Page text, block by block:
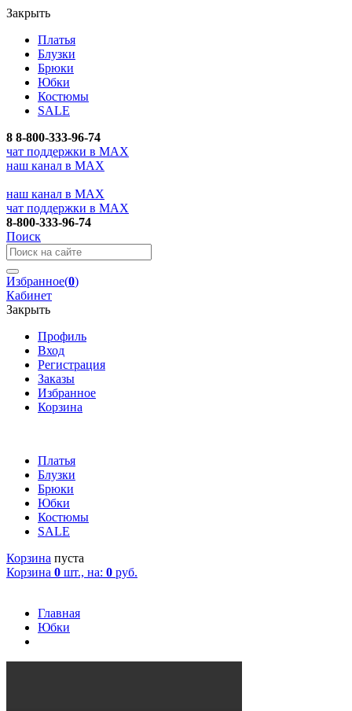
Закрыть
Платья
Блузки
Брюки
Юбки
Костюмы
SALE
8 8-800-333-96-74
чат поддержки в MAX
наш канал в MAX
наш канал в MAX
чат поддержки в MAX
8-800-333-96-74
Поиск
Избранное(0)
Кабинет
Закрыть
Профиль
Вход
Регистрация
Заказы
Избранное
Корзина
Платья
Блузки
Брюки
Юбки
Костюмы
SALE
Корзина пуста
Корзина 0 шт., на: 0 руб.
Главная
Юбки